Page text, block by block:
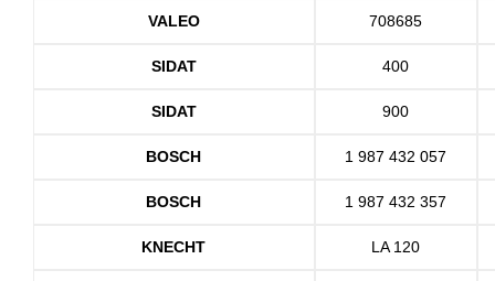
VALEO 708685
SIDAT 400
SIDAT 900
BOSCH 1 987 432 057
BOSCH 1 987 432 357
KNECHT LA 120